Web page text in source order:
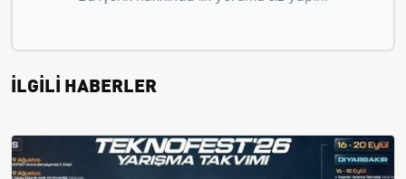
İLGİLİ HABERLER